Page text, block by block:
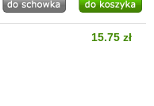
15.75 zł